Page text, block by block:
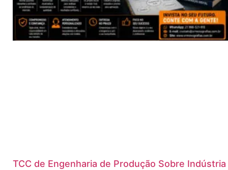
TCC de Engenharia de Produção Sobre Indústria